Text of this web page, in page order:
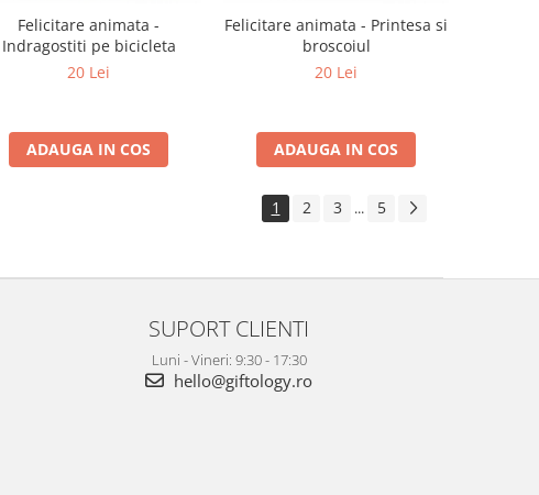
Felicitare animata -
Indragostiti pe bicicleta
20 Lei
ADAUGA IN COS
Felicitare animata - Printesa si
broscoiul
20 Lei
ADAUGA IN COS
1 2 3 ... 5
SUPORT CLIENTI
Luni - Vineri: 9:30 - 17:30
hello@giftology.ro